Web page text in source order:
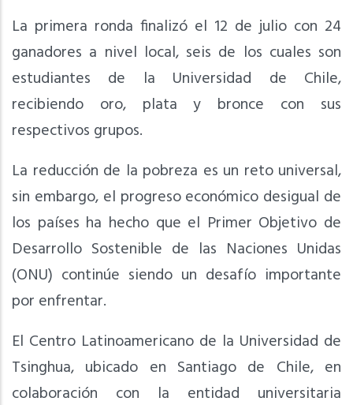
La primera ronda finalizó el 12 de julio con 24
ganadores a nivel local, seis de los cuales son
estudiantes de la Universidad de Chile,
recibiendo oro, plata y bronce con sus
respectivos grupos.
La reducción de la pobreza es un reto universal,
sin embargo, el progreso económico desigual de
los países ha hecho que el Primer Objetivo de
Desarrollo Sostenible de las Naciones Unidas
(ONU) continúe siendo un desafío importante
por enfrentar.
El Centro Latinoamericano de la Universidad de
Tsinghua, ubicado en Santiago de Chile, en
colaboración con la entidad universitaria